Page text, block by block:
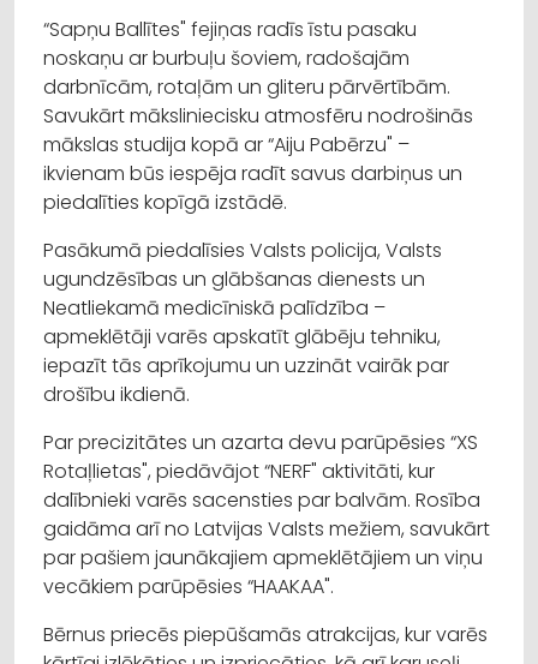
“Sapņu Ballītes" fejiņas radīs īstu pasaku
noskaņu ar burbuļu šoviem, radošajām
darbnīcām, rotaļām un gliteru pārvērtībām.
Savukārt māksliniecisku atmosfēru nodrošinās
mākslas studija kopā ar “Aiju Pabērzu" –
ikvienam būs iespēja radīt savus darbiņus un
piedalīties kopīgā izstādē.
Pasākumā piedalīsies Valsts policija, Valsts
ugundzēsības un glābšanas dienests un
Neatliekamā medicīniskā palīdzība –
apmeklētāji varēs apskatīt glābēju tehniku,
iepazīt tās aprīkojumu un uzzināt vairāk par
drošību ikdienā.
Par precizitātes un azarta devu parūpēsies “XS
Rotaļlietas", piedāvājot “NERF" aktivitāti, kur
dalībnieki varēs sacensties par balvām. Rosība
gaidāma arī no Latvijas Valsts mežiem, savukārt
par pašiem jaunākajiem apmeklētājiem un viņu
vecākiem parūpēsies “HAAKAA".
Bērnus priecēs piepūšamās atrakcijas, kur varēs